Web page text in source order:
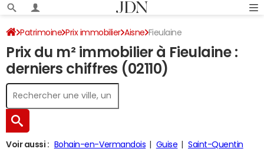
Patrimoine Prix immobilier Aisne Fieulaine
Prix du m² immobilier à Fieulaine :
derniers chiffres (02110)
Voir aussi : Bohain-en-Vermandois Guise Saint-Quentin